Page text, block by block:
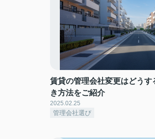
賃貸の管理会社変更はどうす
き方法をご紹介
2025.02.25
管理会社選び